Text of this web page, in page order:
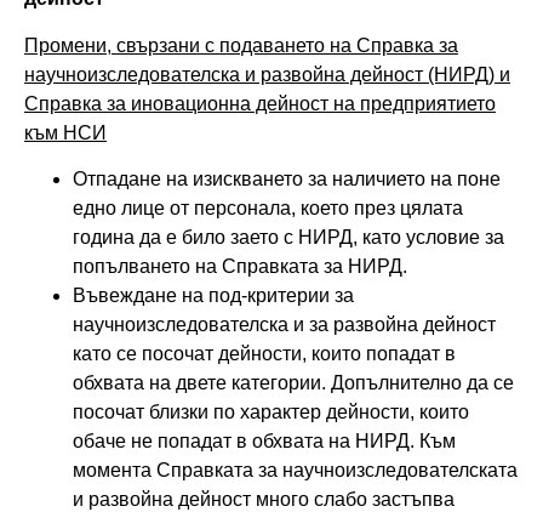
Промени, свързани с подаването на Справка за
научноизследователска и развойна дейност (НИРД) и
Справка за иновационна дейност на предприятието
към НСИ
Отпадане на изискването за наличието на поне
едно лице от персонала, което през цялата
година да е било заето с НИРД, като условие за
попълването на Справката за НИРД.
Въвеждане на под-критерии за
научноизследователска и за развойна дейност
като се посочат дейности, които попадат в
обхвата на двете категории. Допълнително да се
посочат близки по характер дейности, които
обаче не попадат в обхвата на НИРД. Към
момента Справката за научноизследователската
и развойна дейност много слабо застъпва